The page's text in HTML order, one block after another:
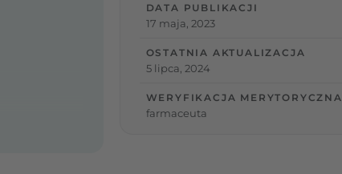
DATA PUBLIKACJI
17 maja, 2023
OSTATNIA AKTUALIZACJA
5 lipca, 2024
WERYFIKACJA MERYTORYCZNA
farmaceuta